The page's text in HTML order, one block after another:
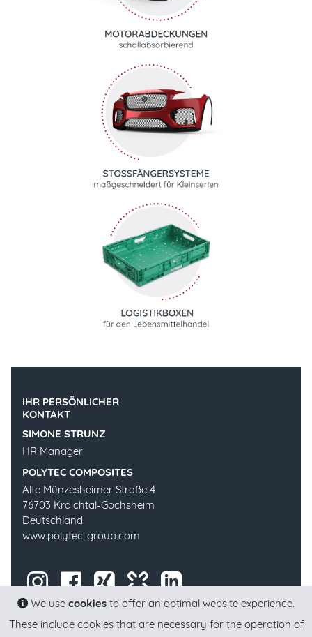
IHR PERSÖNLICHER
KONTAKT
SIMONE STRUNZ
HR Manager
POLYTEC COMPOSITES
Alte Münzesheimer Straße 4
76703 Kraichtal-Gochsheim
Deutschland
www.polytec-group.com
We use cookies to offer an optimal website experience.
These include cookies that are necessary for the operation of